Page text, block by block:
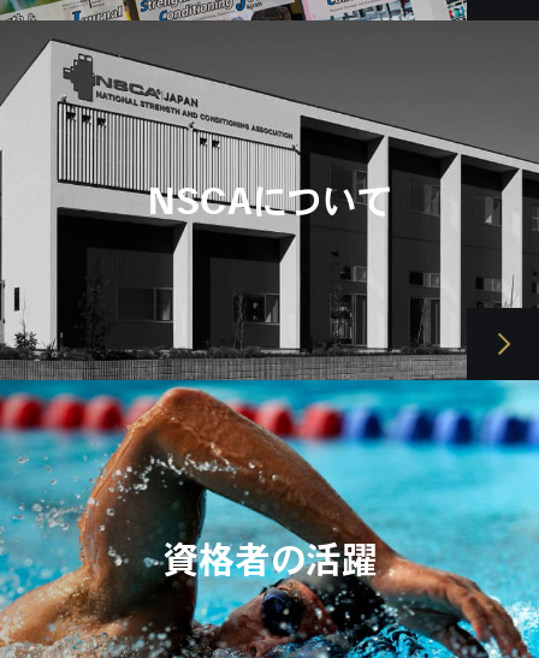
NSCAについて
資格者の活躍